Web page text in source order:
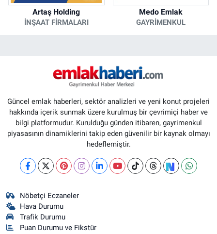
Artaş Holding
İNŞAAT FIRMALARI
Medo Emlak
GAYRIMENKUL
Güncel emlak haberleri, sektör analizleri ve yeni konut projeleri
hakkında içerik sunmak üzere kurulmuş bir çevrimiçi haber ve
bilgi platformudur. Kurulduğu günden itibaren, gayrimenkul
piyasasının dinamiklerini takip eden güvenilir bir kaynak olmayı
hedeflemiştir.
Nöbetçi Eczaneler
Hava Durumu
Trafik Durumu
Puan Durumu ve Fikstür